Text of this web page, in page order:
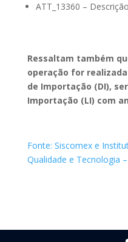
ATT_13360 –
Ressaltam também
operação for
de Importação (DI),
Importação (LI) com
Fonte: Siscomex e
Qualidade e Tecnologia